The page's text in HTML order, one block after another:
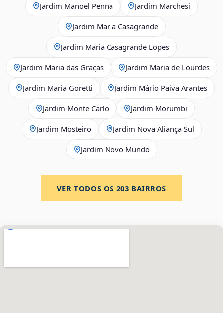
Jardim Manoel Penna Jardim Marchesi
Jardim Maria Casagrande
Jardim Maria Casagrande Lopes
Jardim Maria das Graças Jardim Maria de Lourdes
Jardim Maria Goretti Jardim Mário Paiva Arantes
Jardim Monte Carlo Jardim Morumbi
Jardim Mosteiro Jardim Nova Aliança Sul
Jardim Novo Mundo
VER TODOS OS 203 BAIRROS